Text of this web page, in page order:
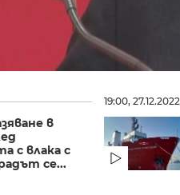
в
с влака с
се...
19:00, 27.12.2022